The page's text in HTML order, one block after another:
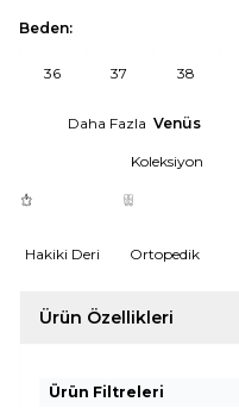
Beden:
36 37 38
Daha Fazla Venüs
Koleksiyon
Hakiki Deri Ortopedik
Ürün Özellikleri
Ürün Filtreleri